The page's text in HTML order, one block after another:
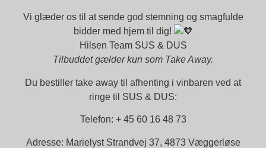
Vi glæder os til at sende god stemning og smagfulde
bidder med hjem til dig!
Hilsen Team SUS & DUS
Tilbuddet gælder kun som Take Away.
Du bestiller take away til afhenting i vinbaren ved at
ringe til SUS & DUS:
Telefon: + 45 60 16 48 73
Adresse: Marielyst Strandvej 37, 4873 Væggerløse